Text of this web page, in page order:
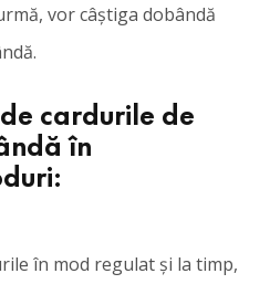
vor câștiga dobândă
cardurile de
în
în mod regulat și la timp,